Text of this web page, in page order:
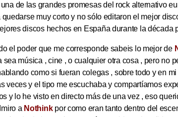
de las grandes promesas del rock alternativo
muy corto y no sólo editaron el mejor
discos hechos en España durante la década
el poder que me corresponde sabeis lo mejor de
sea música , cine , o cualquier otra cosa , pero no
como si fueran colegas , sobre todo y en
veces y el tipo me escuchaba y compartíamos
y lo he visto en directo más de una vez , eso
a Nothink por como eran tanto dentro del